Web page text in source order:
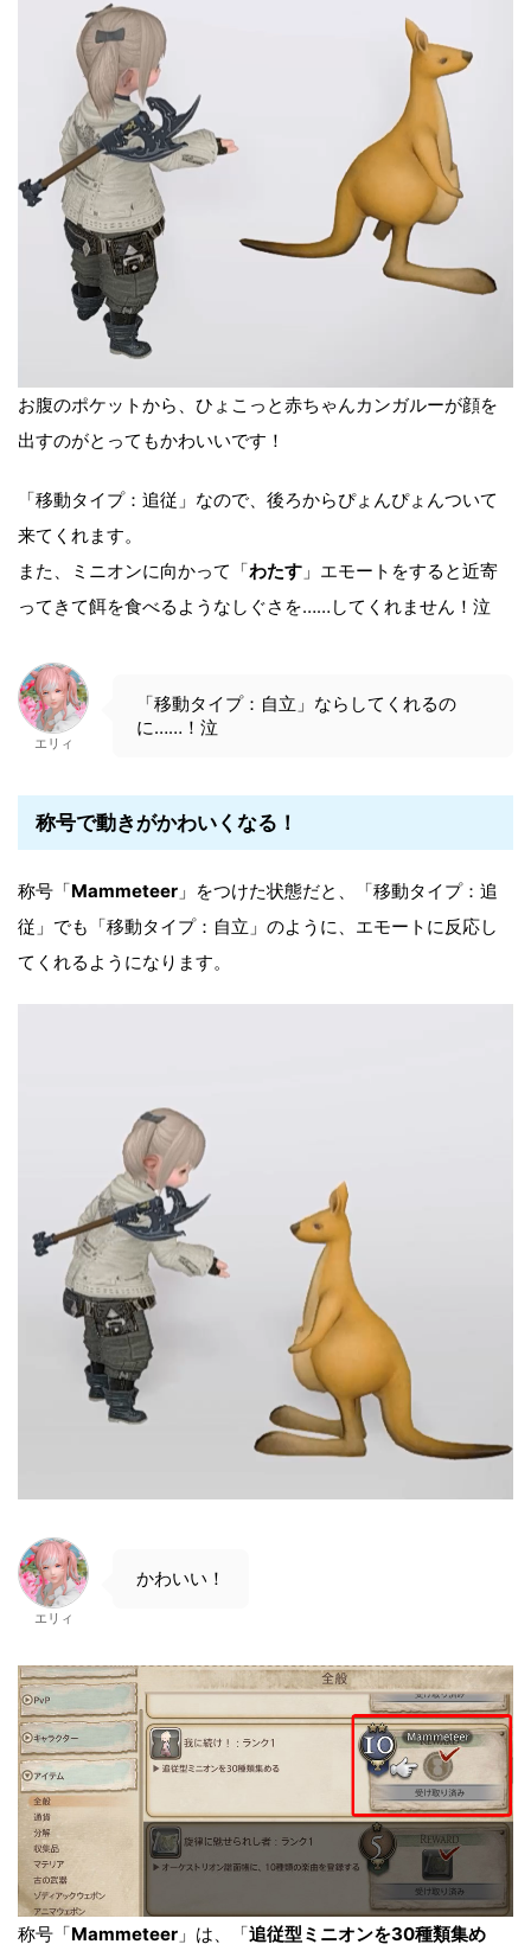
お腹のポケットから、ひょこっと赤ちゃんカンガルーが顔を
出すのがとってもかわいいです！
「移動タイプ：追従」なので、後ろからぴょんぴょんついて
来てくれます。
また、ミニオンに向かって「わたす 」エモートをすると近寄
ってきて餌を食べるようなしぐさを……してくれません！泣
エリィ
「移動タイプ：自立」ならしてくれるの
に……！泣
称号で動きがかわいくなる！
称号「Mammeteer 」をつけた状態だと、「移動タイプ：追
従」でも「移動タイプ：自立」のように、エモートに反応し
てくれるようになります。
エリィ
かわいい！
称号「Mammeteer 」は、「追従型ミニオンを30種類集め